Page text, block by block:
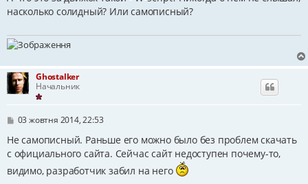
д
м
л
н
н
я
насколько солидный? Или самописный?
Ghostalker
Начальник
П
в
д
о
м
03 жовтня 2014, 22:53
Не самописный. Раньше его можно было без проблем скачать
с официального сайта. Сейчас сайт недоступен почему-то,
видимо, разработчик забил на него